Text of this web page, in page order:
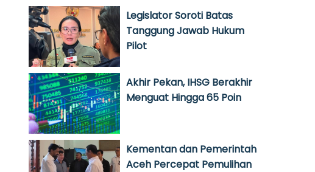
Legislator Soroti Batas
Tanggung Jawab Hukum
Pilot
Akhir Pekan, IHSG Berakhir
Menguat Hingga 65 Poin
Kementan dan Pemerintah
Aceh Percepat Pemulihan